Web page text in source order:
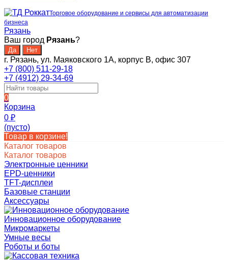
Торговое оборудование и сервисы для автоматизации
бизнеса
Рязань
Ваш город Рязань?
г. Рязань, ул. Маяковского 1А, корпус B, офис 307
+7 (800) 511-29-18
+7 (4912) 29-34-69
0
Корзина
0 ₽
(пусто)
Товар в корзине!
Каталог товаров
Каталог товаров
Электронные ценники
EPD-ценники
TFT-дисплеи
Базовые станции
Аксессуары
Инновационное оборудование
Микромаркеты
Умные весы
Роботы и боты